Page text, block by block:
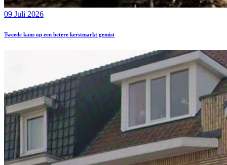
09 Juli 2026
Tweede kans op een betere kerstmarkt gemist